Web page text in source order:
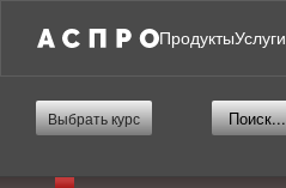
ПродуктыУслуги
Выбрать курс